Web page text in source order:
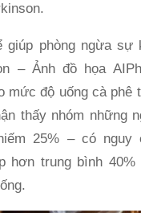
giúp phòng ngừa sự
– Ảnh đồ họa
mức độ uống cà phê
thấy nhóm những
25% – có nguy
hơn trung bình